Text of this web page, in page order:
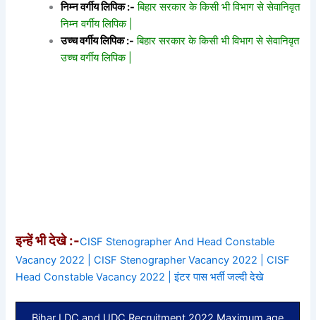
निम्न वर्गीय लिपिक :- बिहार सरकार के किसी भी विभाग से सेवानिवृत
निम्न वर्गीय लिपिक |
उच्च वर्गीय लिपिक :- बिहार सरकार के किसी भी विभाग से सेवानिवृत
उच्च वर्गीय लिपिक |
इन्हें भी देखे :-CISF Stenographer And Head Constable
Vacancy 2022 | CISF Stenographer Vacancy 2022 | CISF
Head Constable Vacancy 2022 | इंटर पास भर्ती जल्दी देखे